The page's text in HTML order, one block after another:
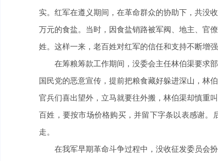
实。红军在遵义期间，在革命群众的协助下，共没
万元的食盐。当时，因食盐销路被军阀、地主、官
姓。这样一来，老百姓对红军的信任和支持不断增
在筹粮筹款工作期间，没委会主任林伯渠要求
国民党的恶意宣传，提前把粮食藏好躲进深山，林
官兵们喜出望外，立马就要往外搬，林伯渠却慎重
百姓，要按市场价格购买，并留下字条以表感谢
走。
在我军早期革命斗争过程中，没收征发委员会